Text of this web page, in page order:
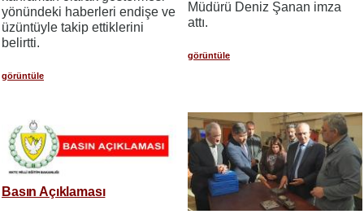
yönündeki haberleri endişe ve
üzüntüyle takip ettiklerini
belirtti.
görüntüle
Müdürü Deniz Şanan imza
attı.
görüntüle
Basın Açıklaması